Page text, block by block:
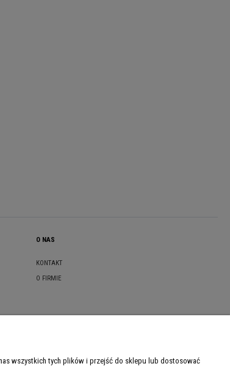
O NAS
KONTAKT
O FIRMIE
wszystkich tych plików i przejść do sklepu lub dostosować
Klikając "Oddzwoń do mnie" wyrażasz zgodę na